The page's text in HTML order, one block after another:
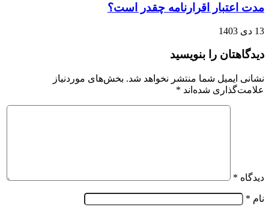
مدت اعتبار اقرارنامه چقدر است؟
13 دی 1403
دیدگاهتان را بنویسید
نشانی ایمیل شما منتشر نخواهد شد. بخش‌های موردنیاز
علامت‌گذاری شده‌اند *
دیدگاه *
نام *